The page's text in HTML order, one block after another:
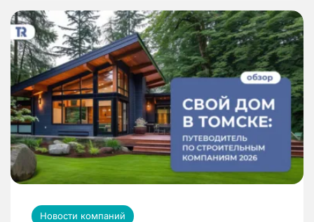
Новости компаний